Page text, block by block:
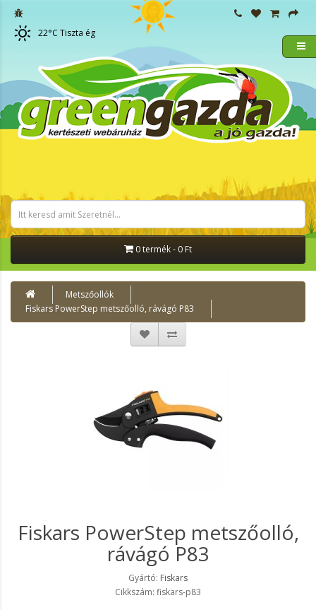
22°C Tiszta ég
0 termék - 0 Ft
Metszőollók
Fiskars PowerStep metszőolló, rávágó P83
Fiskars PowerStep metszőolló,
rávágó P83
Gyártó: Fiskars
Cikkszám: fiskars-p83